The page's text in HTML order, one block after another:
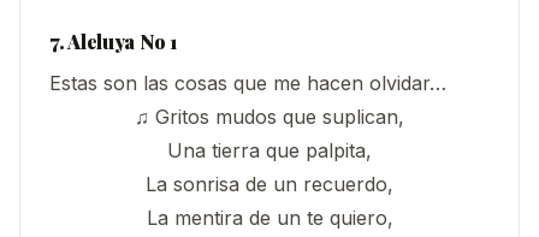
7. Aleluya No 1
Estas son las cosas que me hacen olvidar…
♫ Gritos mudos que suplican,
Una tierra que palpita,
La sonrisa de un recuerdo,
La mentira de un te quiero,